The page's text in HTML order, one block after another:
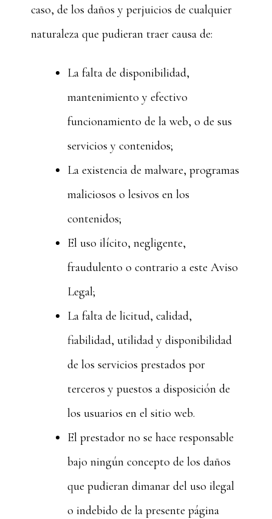
caso, de los daños y perjuicios de cualquier
naturaleza que pudieran traer causa de:
La falta de disponibilidad,
mantenimiento y efectivo
funcionamiento de la web, o de sus
servicios y contenidos;
La existencia de malware, programas
maliciosos o lesivos en los
contenidos;
El uso ilícito, negligente,
fraudulento o contrario a este Aviso
Legal;
La falta de licitud, calidad,
fiabilidad, utilidad y disponibilidad
de los servicios prestados por
terceros y puestos a disposición de
los usuarios en el sitio web.
El prestador no se hace responsable
bajo ningún concepto de los daños
que pudieran dimanar del uso ilegal
o indebido de la presente página